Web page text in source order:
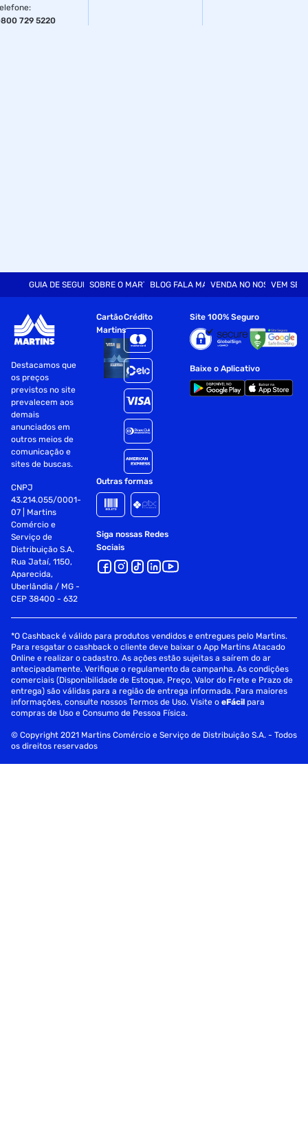
:
729 5220
GUIA DE SEGURANÇASOBRE O MARTINSBLOG FALA MARTVENDA NO NOSSO SITE
VEM SER
Destacamos que
os preços
previstos no site
prevalecem aos
demais
anunciados em
outros meios de
comunicação e
sites de buscas.
CNPJ
43.214.055/0001-
07 | Martins
Comércio e
Serviço de
Distribuição S.A.
Rua Jataí, 1150,
Aparecida,
Uberlândia / MG -
CEP 38400 - 632
Cartão
Martins
Crédito
Outras formas
Siga nossas Redes
Sociais
Site 100% Seguro
Baixe o Aplicativo
*O Cashback é válido para produtos vendidos e entregues pelo Martins.
Para resgatar o cashback o cliente deve baixar o App Martins Atacado
Online e realizar o cadastro. As ações estão sujeitas a saírem do ar
antecipadamente. Verifique o regulamento da campanha. As condições
comerciais (Disponibilidade de Estoque, Preço, Valor do Frete e Prazo de
entrega) são válidas para a região de entrega informada. Para maiores
informações, consulte nossos Termos de Uso. Visite oeFácil para
compras de Uso e Consumo de Pessoa Física.
© Copyright 2021 Martins Comércio e Serviço de Distribuição S.A. - Todos
os direitos reservados